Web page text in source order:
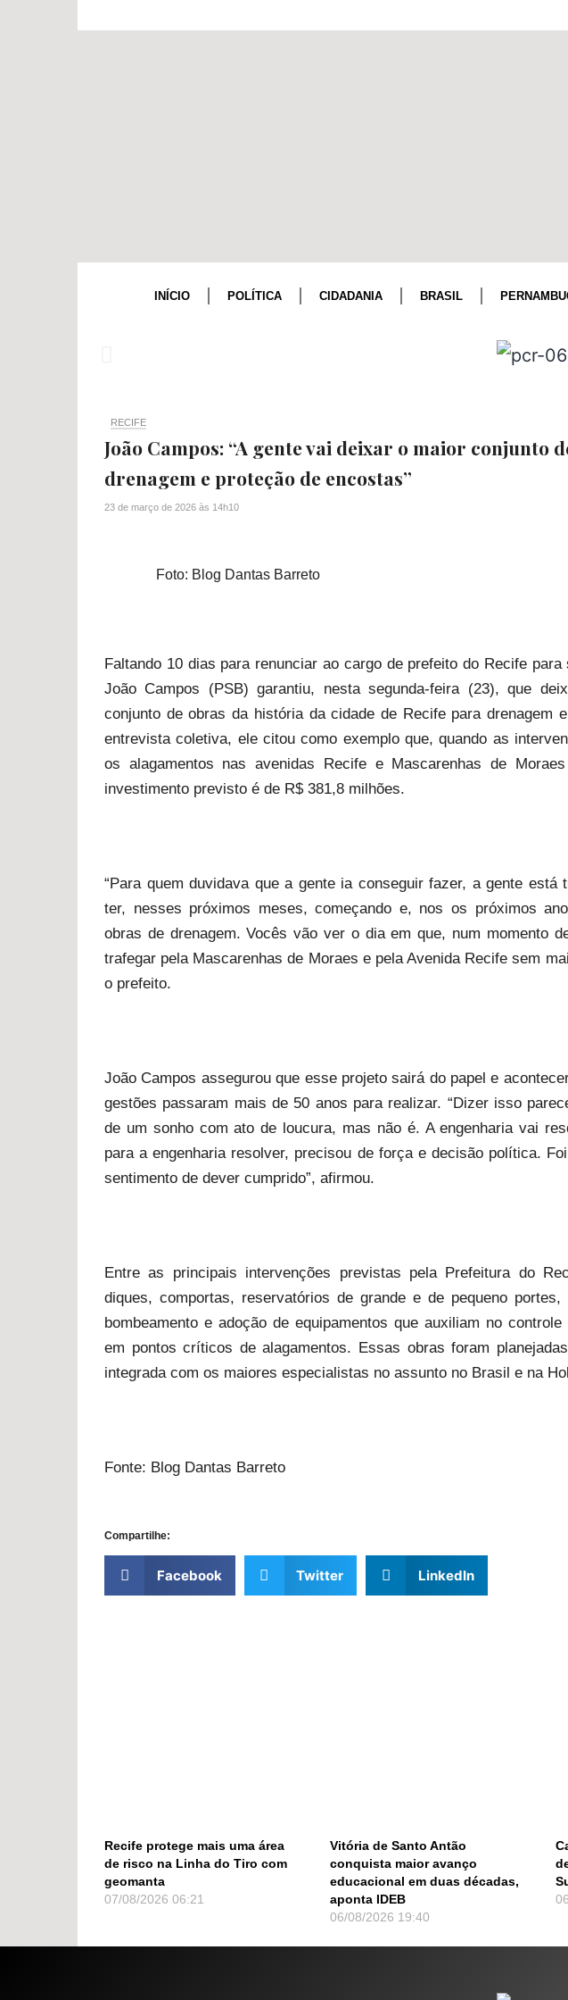
INÍCIO POLÍTICA CIDADANIA BRASIL
RECIFE
João Campos: “A gente vai deixar o maior conjunto
drenagem e proteção de encostas”
23 de março de 2026 às 14h10
Foto: Blog Dantas Barreto
Faltando 10 dias para renunciar ao cargo de prefeito do Recife para
João Campos (PSB) garantiu, nesta segunda-feira (23), que
conjunto de obras da história da cidade de Recife para drenagem
entrevista coletiva, ele citou como exemplo que, quando as
os alagamentos nas avenidas Recife e Mascarenhas de
investimento previsto é de R$ 381,8 milhões.
“Para quem duvidava que a gente ia conseguir fazer, a gente está
ter, nesses próximos meses, começando e, nos os próximos
obras de drenagem. Vocês vão ver o dia em que, num momento
trafegar pela Mascarenhas de Moraes e pela Avenida Recife sem
o prefeito.
João Campos assegurou que esse projeto sairá do papel e
gestões passaram mais de 50 anos para realizar. “Dizer isso
de um sonho com ato de loucura, mas não é. A engenharia vai
para a engenharia resolver, precisou de força e decisão política.
sentimento de dever cumprido”, afirmou.
Entre as principais intervenções previstas pela Prefeitura do
diques, comportas, reservatórios de grande e de pequeno
bombeamento e adoção de equipamentos que auxiliam no
em pontos críticos de alagamentos. Essas obras foram
integrada com os maiores especialistas no assunto no Brasil e na
Fonte: Blog Dantas Barreto
Compartilhe:
Facebook Twitter LinkedIn
Recife protege mais uma área
de risco na Linha do Tiro com
geomanta
07/08/2026 06:21
Vitória de Santo Antão
conquista maior avanço
educacional em duas décadas,
aponta IDEB
06/08/2026 19:40